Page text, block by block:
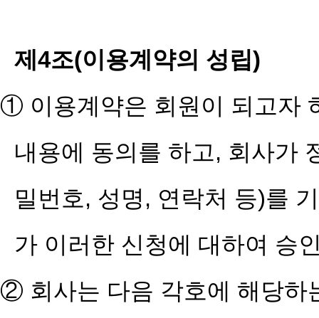
제4조(이용계약의 성립)
① 이용계약은 회원이 되고자
내용에 동의를 하고, 회사가
밀번호, 성명, 연락처 등)를
가 이러한 신청에 대하여 승
② 회사는 다음 각호에 해당하